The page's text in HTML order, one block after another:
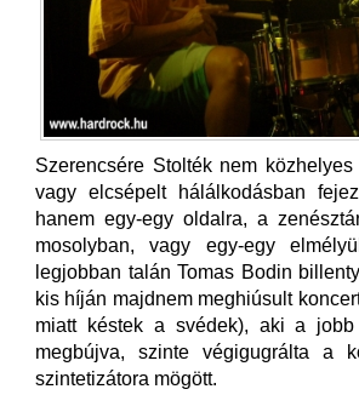
Szerencsére Stolték nem közhelyes
vagy elcsépelt hálálkodásban
hanem egy-egy oldalra, a
mosolyban, vagy egy-egy
legjobban talán Tomas Bodin
kis híján majdnem meghiúsult
miatt késtek a svédek), aki a jobb
megbújva, szinte végigugrálta a
szintetizátora mögött.